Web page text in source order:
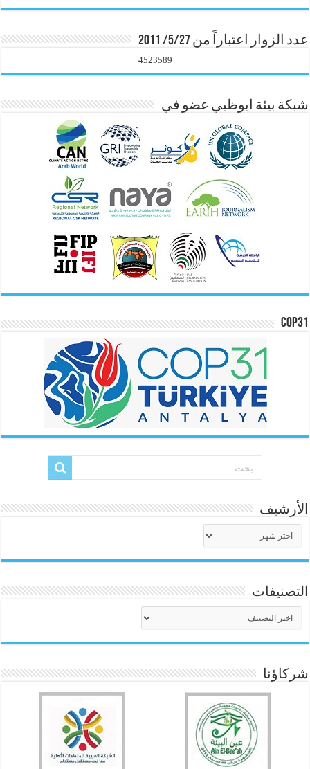
عدد الزوار اعتباراً من 5/27/ 2011
4523589
شبكة بيئة ابوظبي عضو في
COP31
الأرشيف
التصنيفات
شركاؤنا